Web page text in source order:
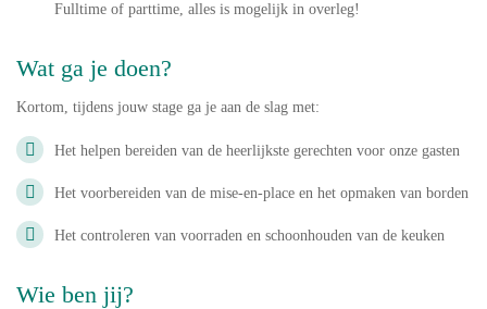
Fulltime of parttime, alles is mogelijk in overleg!
Wat ga je doen?
Kortom, tijdens jouw stage ga je aan de slag met:
Het helpen bereiden van de heerlijkste gerechten voor onze gasten
Het voorbereiden van de mise‑en‑place en het opmaken van borden
Het controleren van voorraden en schoonhouden van de keuken
Wie ben jij?